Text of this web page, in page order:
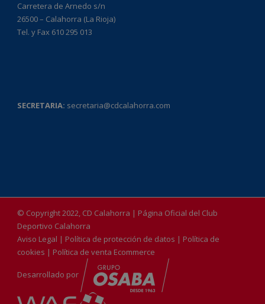
Carretera de Arnedo s/n
26500 – Calahorra (La Rioja)
Tel. y Fax 610 295 013
SECRETARIA: secretaria@cdcalahorra.com
© Copyright 2022, CD Calahorra | Página Oficial del Club
Deportivo Calahorra
Aviso Legal | Política de protección de datos | Política de
cookies | Política de venta Ecommerce
Desarrollado por